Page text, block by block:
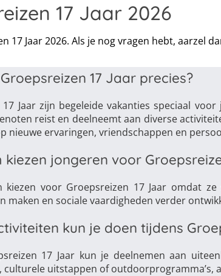
17 Jaar 2026
17 Jaar 2026. Als je nog vragen hebt, aarzel
17 Jaar precies?
Jaar zijn begeleide vakanties speciaal
reist en deelneemt aan diverse
nieuwe ervaringen, vriendschappen en
jongeren voor
kiezen voor Groepsreizen 17 Jaar omdat
maken en sociale vaardigheden verder
kun je doen tijdens
17 Jaar kun je deelnemen aan
uitstappen of outdoorprogramma’s,